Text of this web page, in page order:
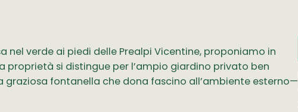
nel verde ai piedi delle Prealpi Vicentine, proponiamo in
proprietà si distingue per l’ampio giardino privato ben
fontanella che dona fascino all’ambiente esterno—